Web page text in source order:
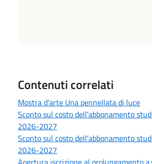
Contenuti correlati
Mostra d'arte Una pennellata di luce
Sconto sul costo dell'abbonamento
2026-2027
Sconto sul costo dell'abbonamento
2026-2027